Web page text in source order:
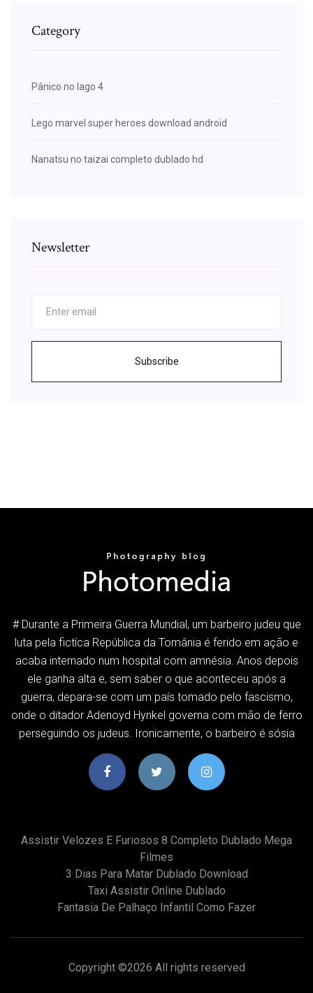
Category
Pânico no lago 4
Lego marvel super heroes download android
Nanatsu no taizai completo dublado hd
Newsletter
Subscribe
# Durante a Primeira Guerra Mundial, um barbeiro judeu que
luta pela fictíca República da Tomânia é ferido em ação e
acaba internado num hospital com amnésia. Anos depois
ele ganha alta e, sem saber o que aconteceu após a
guerra, depara-se com um país tomado pelo fascismo,
onde o ditador Adenoyd Hynkel governa com mão de ferro
perseguindo os judeus. Ironicamente, o barbeiro é sósia
Assistir Velozes E Furiosos 8 Completo Dublado Mega
Filmes
3 Dias Para Matar Dublado Download
Taxi Assistir Online Dublado
Fantasia De Palhaço Infantil Como Fazer
Copyright ©2026 All rights reserved